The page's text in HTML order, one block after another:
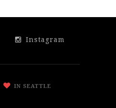
Instagram
IN SEATTLE